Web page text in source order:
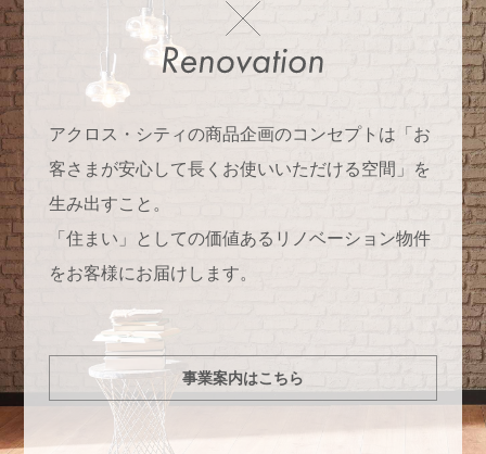
アクロス・シティの商品企画のコンセプトは「お
客さまが安心して長くお使いいただける空間」を
生み出すこと。
「住まい」としての価値あるリノベーション物件
をお客様にお届けします。
事業案内はこちら